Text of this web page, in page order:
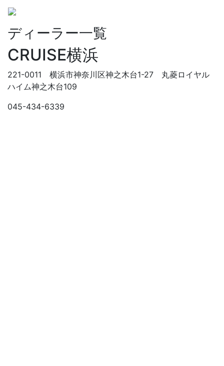
ディーラー一覧
CRUISE横浜
221-0011 横浜市神奈川区神之木台1-27 丸菱ロイヤル
ハイム神之木台109
045-434-6339